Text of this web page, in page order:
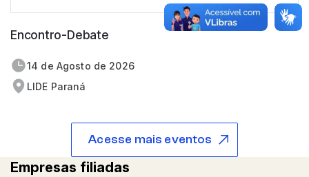
Encontro-Debate
14 de agosto de 2026
LIDE Paraná
Acesse mais eventos
Empresas filiadas